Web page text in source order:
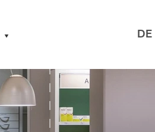
DE